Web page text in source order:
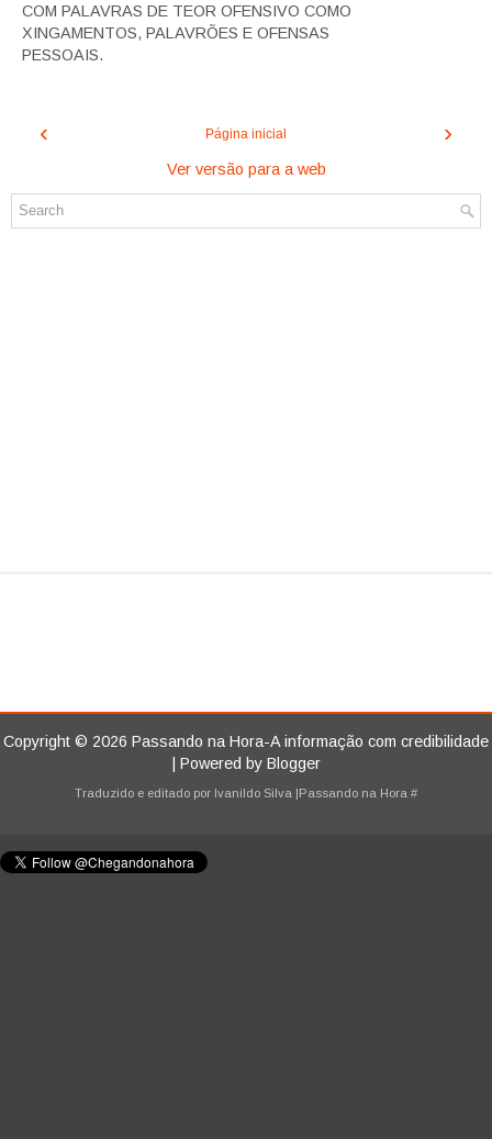
COM PALAVRAS DE TEOR OFENSIVO COMO
XINGAMENTOS, PALAVRÕES E OFENSAS
PESSOAIS.
‹ ›
Página inicial
Ver versão para a web
Copyright © 2026 Passando na Hora-A informação com credibilidade
| Powered by Blogger
Traduzido e editado por Ivanildo Silva |Passando na Hora #